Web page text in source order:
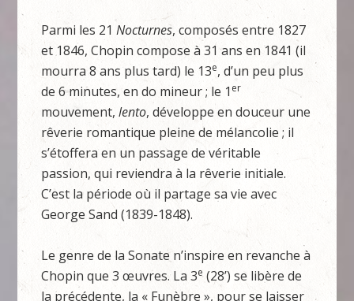
Parmi les 21Nocturnes, composés entre 1827
et 1846, Chopin compose à 31 ans en 1841 (il
mourra 8 ans plus tard) le 13e, d’un peu plus
de 6 minutes, en do mineur ; le 1 er
mouvement,lento, développe en douceur une
rêverie romantique pleine de mélancolie ; il
s’étoffera en un passage de véritable
passion, qui reviendra à la rêverie initiale.
C’est la période où il partage sa vie avec
George Sand (1839-1848).
Le genre de la Sonate n’inspire en revanche à
Chopin que 3 œuvres. La 3e (28’) se libère de
la précédente, la « Funèbre », pour se laisser